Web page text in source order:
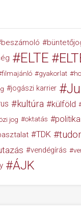
beszámoló
ELTE
filmajánló gyakorlat
jogászi karrier
kultúra külföld
jog oktatás politika
TDK
vendégírás
ÁJK